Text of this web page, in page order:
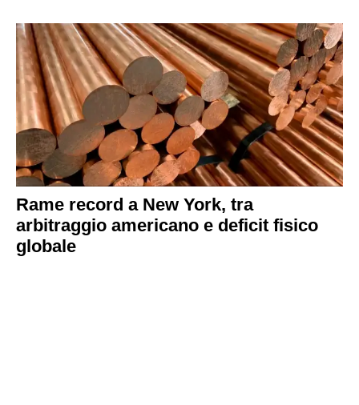
Rame record a New York, tra
arbitraggio americano e deficit fisico
globale